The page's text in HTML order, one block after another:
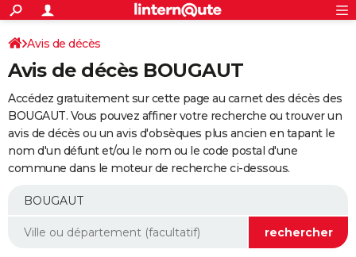
ACTUALITÉS
Politique
Société
Faits Divers
Education
Monde
Villes
+
SPORT
Coupe du monde 2026
Football
Tennis
Cyclisme
Rugby
Forum
Programme TV
TNT
Streaming
Cinéma
Sorties cinéma
Musique
+
FINANCE
Retraite
Epargne
Immobilier
Risques naturels par ville
Banque
Assurance
AUTO
Essais
Réserver un essai
Citadines
Berlines
SUV
Forum auto
+
Mobiles
Meilleur smartphone
Internet
Ordinateurs
Jeux vidéo
Guide high-tech
Aménagement intérieur
Avis de décès
Avis de décès BOUGAUT
Accédez gratuitement sur cette page au carnet des décès des
BOUGAUT. Vous pouvez affiner votre recherche ou trouver un
avis de décès ou un avis d'obsèques plus ancien en tapant le
nom d'un défunt et/ou le nom ou le code postal d'une
commune dans le moteur de recherche ci-dessous.